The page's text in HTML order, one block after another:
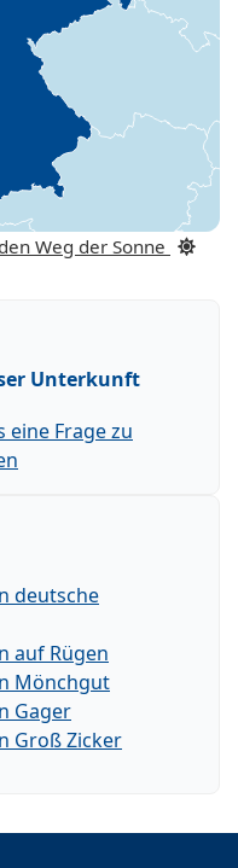
Weg der Sonne
Unterkunft
eine Frage zu
deutsche
auf Rügen
Mönchgut
Gager
Groß Zicker